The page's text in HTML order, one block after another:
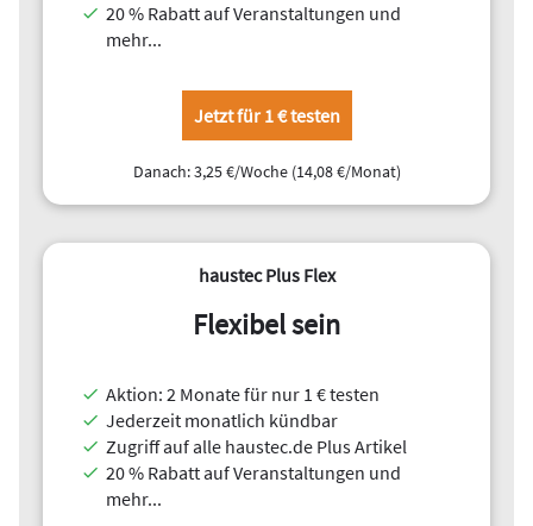
20 % Rabatt auf Veranstaltungen und
mehr...
Jetzt für 1 € testen
Danach: 3,25 €/Woche (14,08 €/Monat)
haustec Plus Flex
Flexibel sein
Aktion: 2 Monate für nur 1 € testen
Jederzeit monatlich kündbar
Zugriff auf alle haustec.de Plus Artikel
20 % Rabatt auf Veranstaltungen und
mehr...